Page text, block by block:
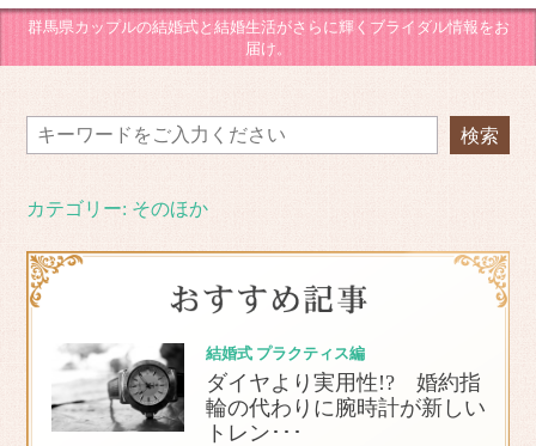
群馬県カップルの結婚式と結婚生活がさらに輝くブライダル情報をお
届け。
カテゴリー: そのほか
結婚式 プラクティス編
ダイヤより実用性!? 婚約指
輪の代わりに腕時計が新しい
トレン･･･